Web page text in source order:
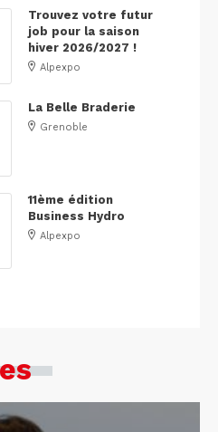
Trouvez votre futur
job pour la saison
hiver 2026/2027 !
Alpexpo
La Belle Braderie
Grenoble
11ème édition
Business Hydro
Alpexpo